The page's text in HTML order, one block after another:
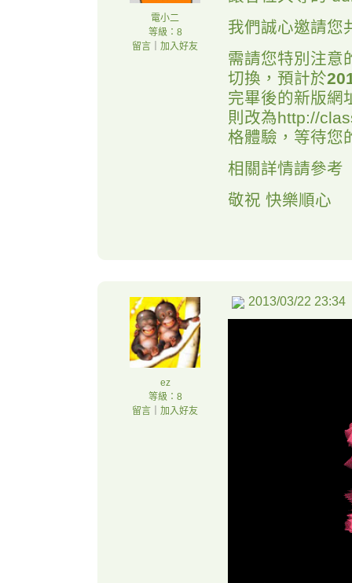
電小二
等級：8
留言
加入好友
我們誠心邀請您
需請您特別注意
切換，預計於
完畢後的新版網
則改為http://
格體驗，等待您
相關詳情請參考
敬祝 快樂順心
ez
等級：8
留言
加入好友
2013/03/22 23:34